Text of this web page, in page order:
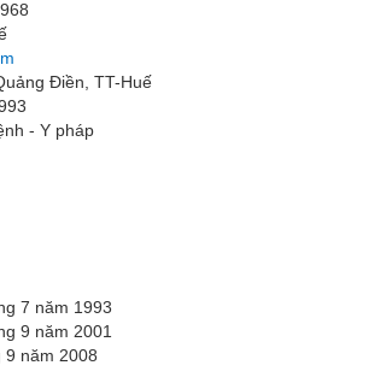
Điền, TT-Huế
- Y pháp
7 năm 1993
9 năm 2001
9 năm 2008